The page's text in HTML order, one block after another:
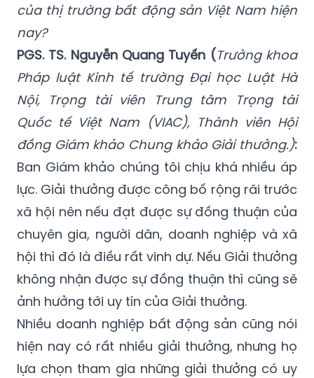
của thị trường bất động sản Việt Nam hiện
nay?
PGS. TS. Nguyễn Quang Tuyến (Trưởng khoa
Pháp luật Kinh tế trường Đại học Luật Hà
Nội, Trọng tài viên Trung tâm Trọng tài
Quốc tế Việt Nam (VIAC), Thành viên Hội
đồng Giám khảo Chung khảo Giải thưởng.):
Ban Giám khảo chúng tôi chịu khá nhiều áp
lực. Giải thưởng được công bố rộng rãi trước
xã hội nên nếu đạt được sự đồng thuận của
chuyên gia, người dân, doanh nghiệp và xã
hội thì đó là điều rất vinh dự. Nếu Giải thưởng
không nhận được sự đồng thuận thì cũng sẽ
ảnh hưởng tới uy tín của Giải thưởng.
Nhiều doanh nghiệp bất động sản cũng nói
hiện nay có rất nhiều giải thưởng, nhưng họ
lựa chọn tham gia những giải thưởng có uy